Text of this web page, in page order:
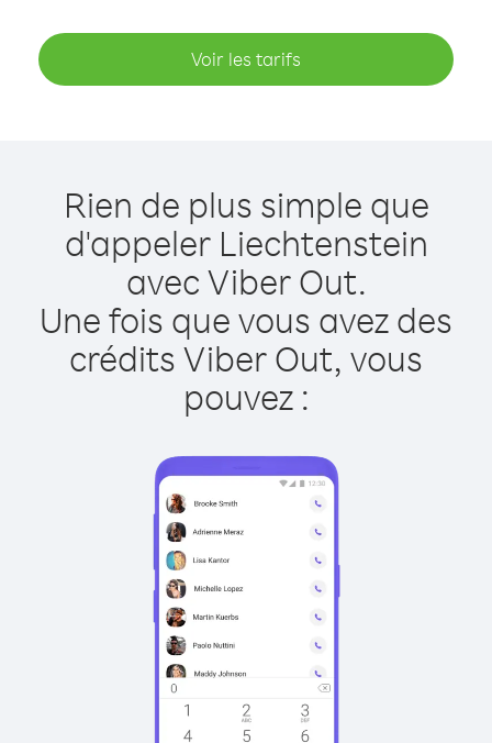
Voir les tarifs
Rien de plus simple que
d'appeler Liechtenstein
avec Viber Out.
Une fois que vous avez des
crédits Viber Out, vous
pouvez :